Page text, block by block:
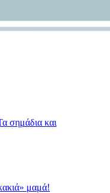
σημάδια και
μαμά!